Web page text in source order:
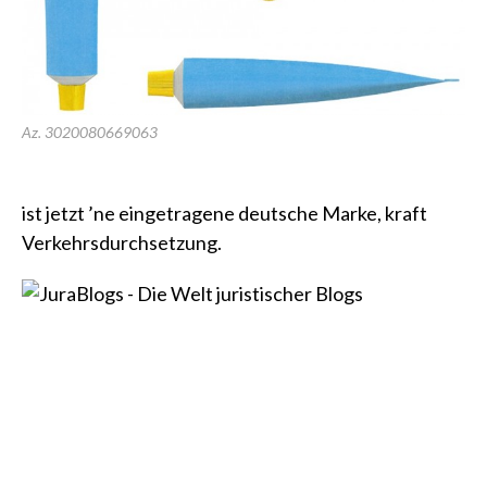
Az. 3020080669063
ist jetzt ’ne eingetragene deutsche Marke, kraft
Verkehrsdurchsetzung.